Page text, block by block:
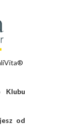
Klubu
od